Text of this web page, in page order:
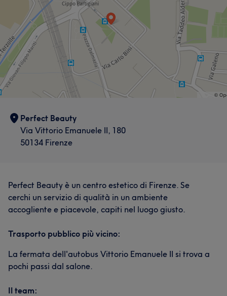
Perfect Beauty
Via Vittorio Emanuele II, 180
50134 Firenze
Perfect Beauty è un centro estetico di Firenze. Se
cerchi un servizio di qualità in un ambiente
accogliente e piacevole, capiti nel luogo giusto.
Trasporto pubblico più vicino:
La fermata dell'autobus Vittorio Emanuele II si trova a
pochi passi dal salone.
Il team: